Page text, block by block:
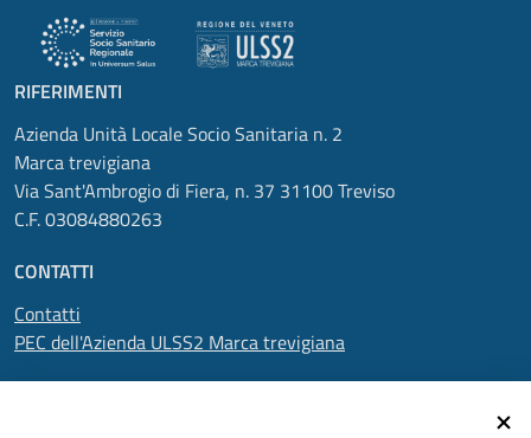
RIFERIMENTI
Azienda Unità Locale Socio Sanitaria n. 2
Marca trevigiana
Via Sant'Ambrogio di Fiera, n. 37 31100 Treviso
C.F. 03084880263
CONTATTI
Contatti
PEC dell'Azienda ULSS2 Marca trevigiana